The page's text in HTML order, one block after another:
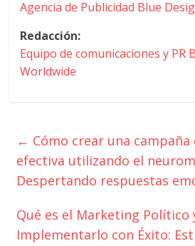
Insigns,
Radio,
Creatividad,
SEO,
RRPP,
Spots,
Comerciales,
Periodismo,
Revistas,
Magazines
Agencia de Publicidad Blue
Redacción:
Equipo de comunicaciones y PR
Worldwide
← Cómo crear una
efectiva utilizando el
Despertando respuestas
Qué es el Marketing Político
Implementarlo con Éxito: